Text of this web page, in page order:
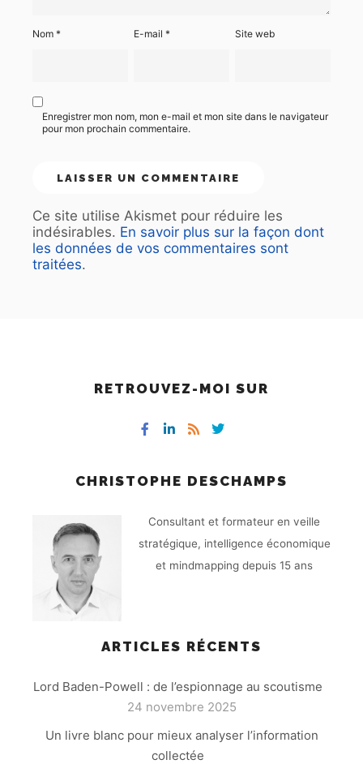
Nom * E-mail* Site web
Enregistrer mon nom, mon e-mail et mon site dans le navigateur
pour mon prochain commentaire.
Ce site utilise Akismet pour réduire les
indésirables. En savoir plus sur la façon dont
les données de vos commentaires sont
traitées.
RETROUVEZ-MOI SUR
CHRISTOPHE DESCHAMPS
Consultant et formateur en veille
stratégique, intelligence économique
et mindmapping depuis 15 ans
ARTICLES RÉCENTS
Lord Baden-Powell : de l’espionnage au scoutisme
24 novembre 2025
Un livre blanc pour mieux analyser l’information
collectée